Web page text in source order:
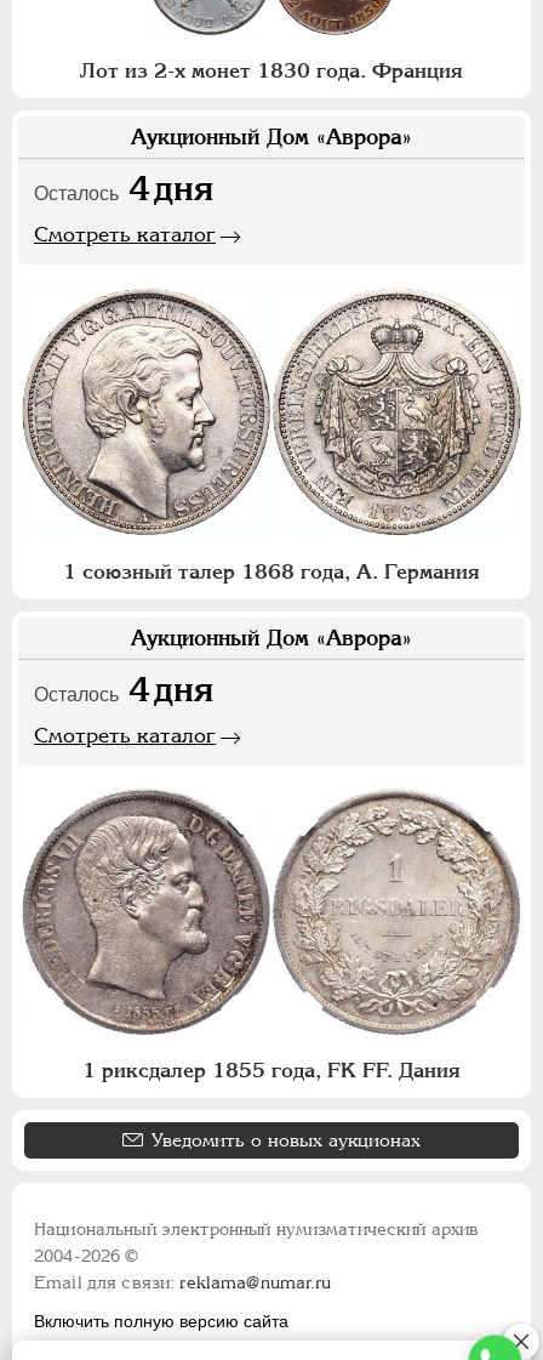
Лот из 2-х монет 1830 года. Франция
Аукционный Дом «Аврора»
Осталось 4дня
Смотреть каталог
1 союзный талер 1868 года, А. Германия
Аукционный Дом «Аврора»
Осталось 4дня
Смотреть каталог
1 риксдалер 1855 года, FK FF. Дания
Уведомить о новых аукционах
Национальный электронный нумизматический архив
2004-2026 ©
Email для связи:reklama@numar.ru
Включить полную версию сайта